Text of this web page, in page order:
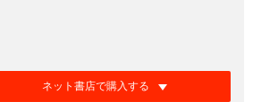
ネット書店で購入する